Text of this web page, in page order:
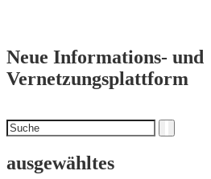
Neue Informations- und
Vernetzungsplattform
Suchen
nach
ausgewähltes